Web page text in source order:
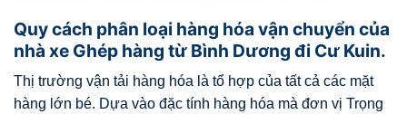
Quy cách phân loại hàng hóa vận chuyển của
nhà xe Ghép hàng từ Bình Dương đi Cư Kuin.
Thị trường vận tải hàng hóa là tổ hợp của tất cả các mặt
hàng lớn bé. Dựa vào đặc tính hàng hóa mà đơn vị Trọng